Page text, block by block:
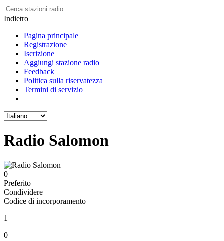
Indietro
Pagina principale
Registrazione
Iscrizione
Aggiungi stazione radio
Feedback
Politica sulla riservatezza
Termini di servizio
Radio Salomon
0
Preferito
Condividere
Codice di incorporamento
1
0